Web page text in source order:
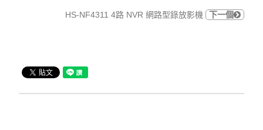
HS-NF4311 4路 NVR 網路型錄放影機 下一個